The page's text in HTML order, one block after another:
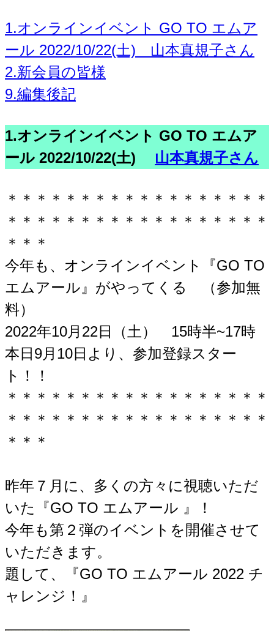
1.オンラインイベント GO TO エムア
ール 2022/10/22(土) 山本真規子さん
2.新会員の皆様
9.編集後記
1.オンラインイベント GO TO エムア
ール 2022/10/22(土) 山本真規子さん
＊＊＊＊＊＊＊＊＊＊＊＊＊＊＊＊＊＊
＊＊＊＊＊＊＊＊＊＊＊＊＊＊＊＊＊＊
＊＊＊
今年も、オンラインイベント『GO TO
エムアール』がやってくる （参加無
料）
2022年10月22日（土） 15時半~17時
本日9月10日より、参加登録スター
ト！！
＊＊＊＊＊＊＊＊＊＊＊＊＊＊＊＊＊＊
＊＊＊＊＊＊＊＊＊＊＊＊＊＊＊＊＊＊
＊＊＊
昨年７月に、多くの方々に視聴いただ
いた『GO TO エムアール 』！
今年も第２弾のイベントを開催させて
いただきます。
題して、『GO TO エムアール 2022 チ
ャレンジ！』